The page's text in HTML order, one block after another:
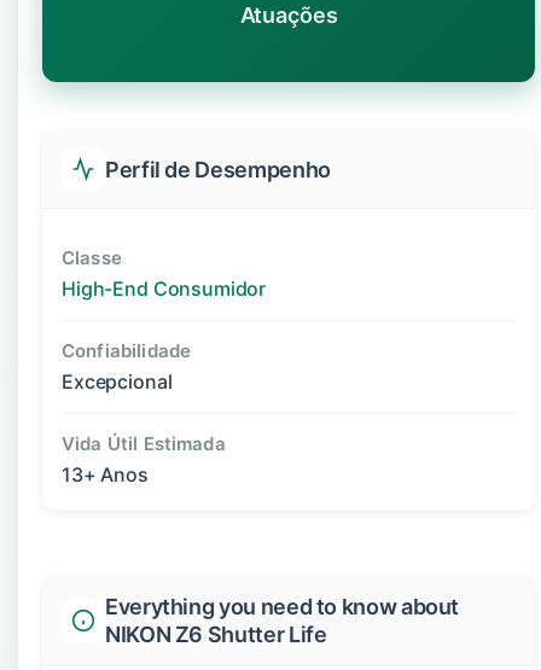
Atuações
Perfil de Desempenho
Classe
High-End Consumidor
Confiabilidade
Excepcional
Vida Útil Estimada
13+ Anos
Everything you need to know about
NIKON Z6 Shutter Life